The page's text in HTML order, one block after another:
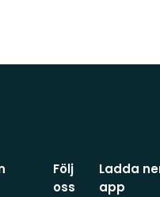
Följ
oss
Ladda
app